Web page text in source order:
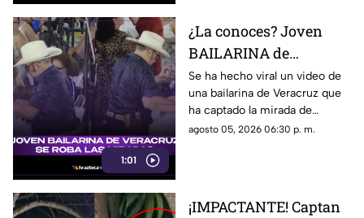
1:01
¿La conoces? Joven
BAILARINA de
Veracruz se roba las
miradas por sus
TREMENDOS PASOS
(+VIDEO)
Se ha hecho viral un video de
una bailarina de Veracruz que
ha captado la mirada de
muchos debido a su estilo de
agosto 05, 2026 06:30 p. m.
¡IMPACTANTE! Captan